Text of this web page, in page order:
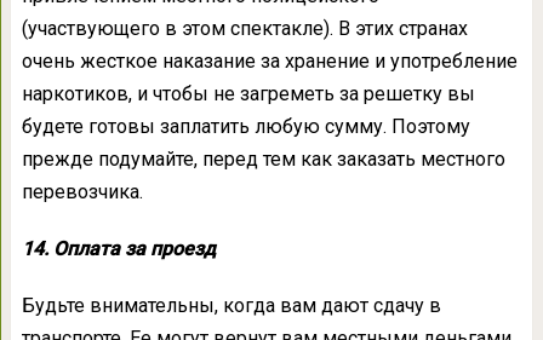
(участвующего в этом спектакле). В этих странах
очень жесткое наказание за хранение и употребление
наркотиков, и чтобы не загреметь за решетку вы
будете готовы заплатить любую сумму. Поэтому
прежде подумайте, перед тем как заказать местного
перевозчика.
14. Оплата за проезд
Будьте внимательны, когда вам дают сдачу в